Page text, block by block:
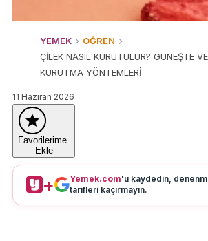
YEMEK
ÖĞREN
ÇİLEK NASIL KURUTULUR? GÜNEŞTE
KURUTMA YÖNTEMLERİ
11 Haziran 2026
Favorilerime
Ekle
+ Yemek.com'u kaydedin,
tarifleri kaçırmayın.